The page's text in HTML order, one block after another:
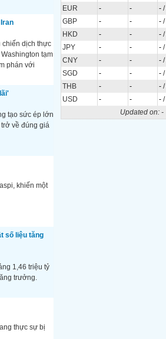
chiến dịch thực
tạm
phán với
tạo sức ép lớn
về đúng giá
khiến một
số liệu tăng
1,46 triệu tỷ
trưởng.
thực sự bị
EUR
- - - /
GBP
- - - /
HKD
- - - /
JPY
- - - /
CNY
- - - /
SGD
- - - /
THB
- - - /
USD
- - - /
Updated on: -